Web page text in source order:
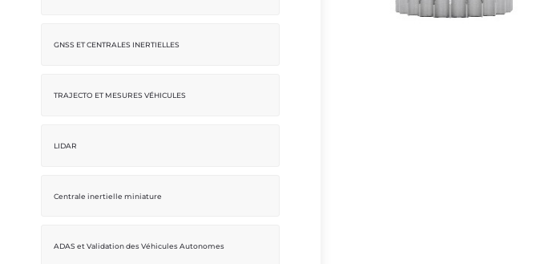
GNSS ET CENTRALES INERTIELLES
TRAJECTO ET MESURES VÉHICULES
LIDAR
Centrale inertielle miniature
ADAS et Validation des Véhicules Autonomes